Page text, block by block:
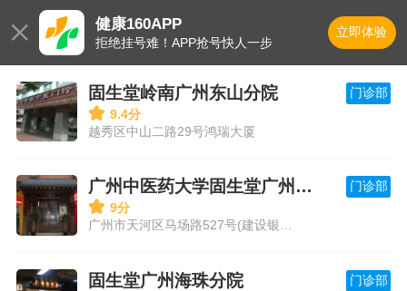
 健康160APP
拒绝挂号难！APP抢号快人一步
立即体验
固生堂岭南广州东山分院 门诊部
 9.4分
越秀区中山二路29号鸿瑞大厦
广州中医药大学固生堂广州骏景分院 门诊部
 9分
广州市天河区马场路527号(建设银行旁)
固生堂广州海珠分院 门诊部